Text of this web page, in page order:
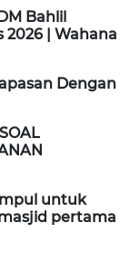
Bahlil
2026 | Wahana
Dengan
untuk
pertama